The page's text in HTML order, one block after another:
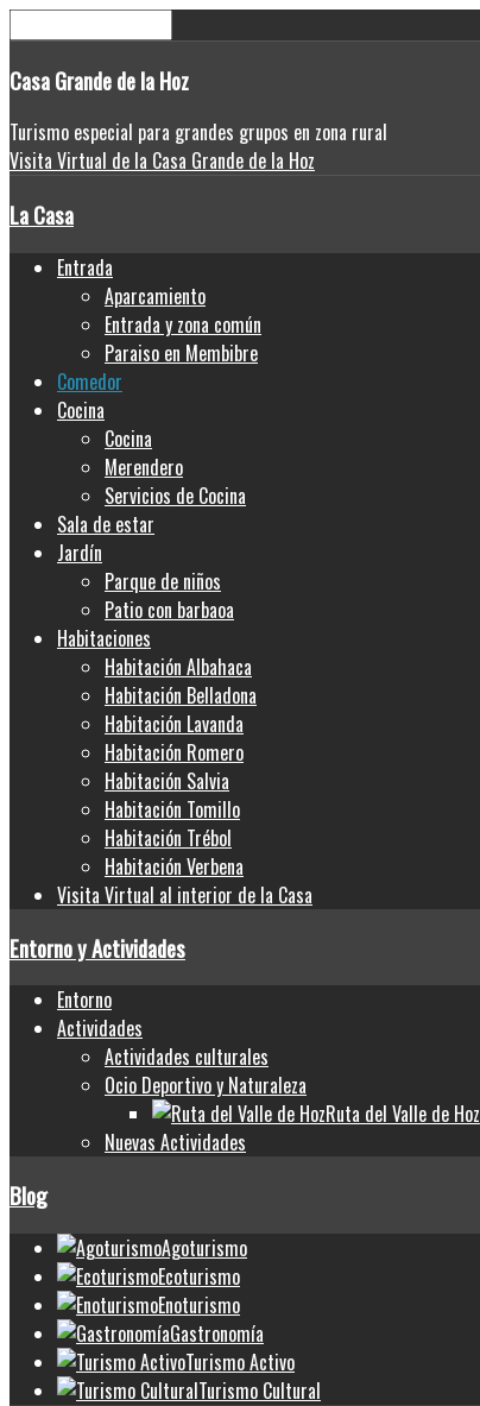
CasaGrande de la Hoz
Turismo especial para grandes grupos en zona rural
Visita Virtual de la Casa Grande de la Hoz
La Casa
Entrada
Aparcamiento
Entrada y zona común
Paraiso en Membibre
Comedor
Cocina
Cocina
Merendero
Servicios de Cocina
Sala de estar
Jardín
Parque de niños
Patio con barbaoa
Habitaciones
Habitación Albahaca
Habitación Belladona
Habitación Lavanda
Habitación Romero
Habitación Salvia
Habitación Tomillo
Habitación Trébol
Habitación Verbena
Visita Virtual al interior de la Casa
Entorno y Actividades
Entorno
Actividades
Actividades culturales
Ocio Deportivo y Naturaleza
Ruta del Valle de Hoz
Nuevas Actividades
Blog
Agoturismo
Ecoturismo
Enoturismo
Gastronomía
Turismo Activo
Turismo Cultural